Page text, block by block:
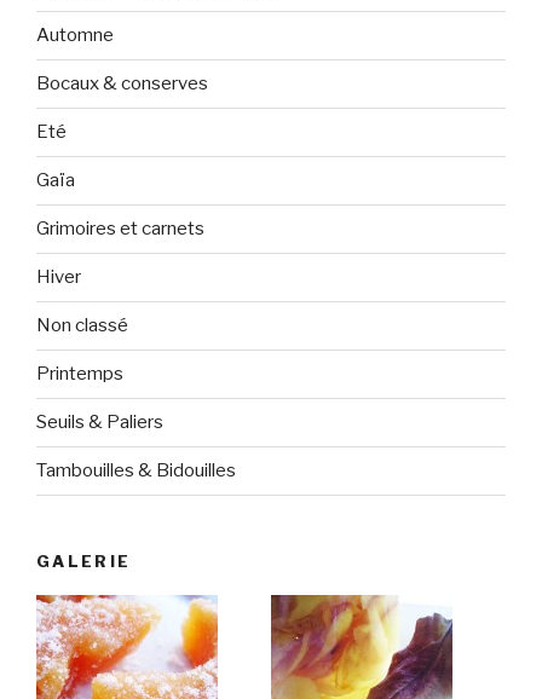
Automne
Bocaux & conserves
Eté
Gaïa
Grimoires et carnets
Hiver
Non classé
Printemps
Seuils & Paliers
Tambouilles & Bidouilles
GALERIE